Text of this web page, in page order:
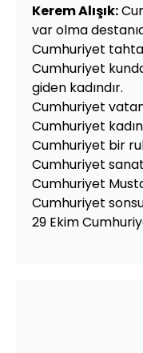
Kerem Alışık:
var olma
Cumhuriyet
Cumhuriyet
giden kadındır.
Cumhuriyet
Cumhuriyet
Cumhuriyet bir
Cumhuriyet
Cumhuriyet
Cumhuriyet
29 Ekim